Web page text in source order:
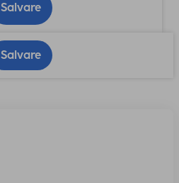
Salvare
Salvare